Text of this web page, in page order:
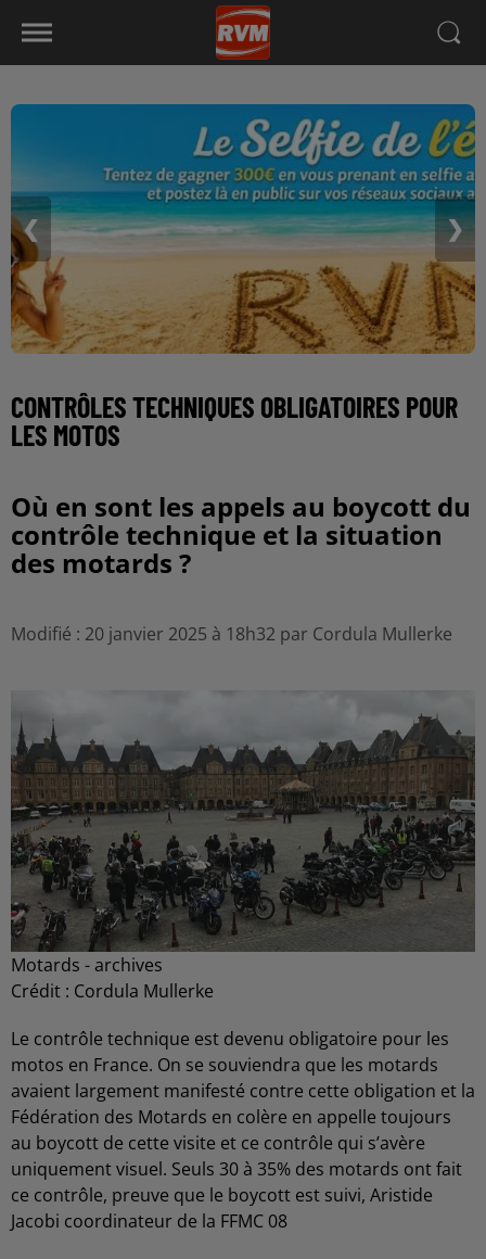
❮ ❯
CONTRÔLES TECHNIQUES OBLIGATOIRES POUR
LES MOTOS
Où en sont les appels au boycott du
contrôle technique et la situation
des motards ?
Modifié : 20 janvier 2025 à 18h32 par Cordula Mullerke
Motards - archives
Crédit : Cordula Mullerke
Le contrôle technique est devenu obligatoire pour les
motos en France. On se souviendra que les motards
avaient largement manifesté contre cette obligation et la
Fédération des Motards en colère en appelle toujours
au boycott de cette visite et ce contrôle qui s’avère
uniquement visuel. Seuls 30 à 35% des motards ont fait
ce contrôle, preuve que le boycott est suivi, Aristide
Jacobi coordinateur de la FFMC 08